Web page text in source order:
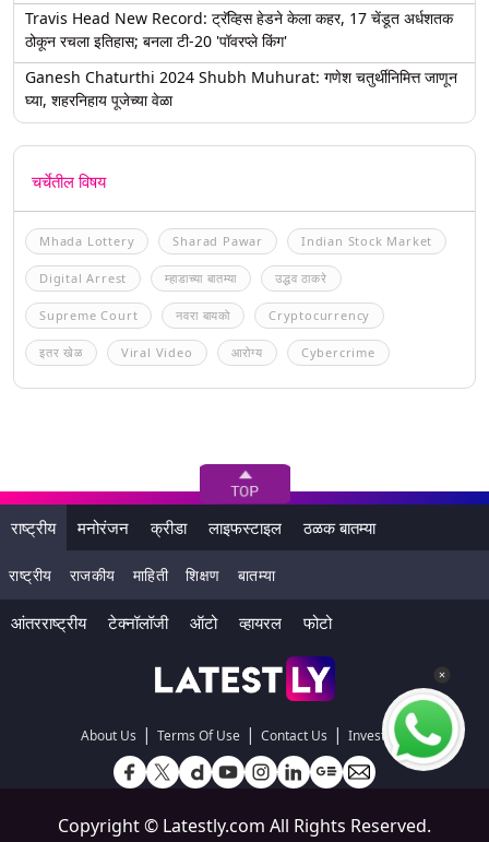
Travis Head New Record: ट्रॅव्हिस हेडने केला कहर, 17 चेंडूत अर्धशतक
ठोकून रचला इतिहास; बनला टी-20 'पॉवरप्ले किंग'
Ganesh Chaturthi 2024 Shubh Muhurat: गणेश चतुर्थीनिमित्त जाणून
घ्या, शहरनिहाय पूजेच्या वेळा
चर्चेतील विषय
Mhada Lottery Sharad Pawar Indian Stock Market
Digital Arrest म्हाडाच्या बातम्या उद्धव ठाकरे
Supreme Court नवरा बायको Cryptocurrency
इतर खेळ Viral Video आरोग्य Cybercrime
राष्ट्रीय मनोरंजन क्रीडा लाइफस्टाइल ठळक बातम्या
राष्ट्रीय राजकीय माहिती शिक्षण बातम्या
आंतरराष्ट्रीय टेक्नॉलॉजी ऑटो व्हायरल फोटो
About Us | Terms Of Use | Contact Us | Investors
Copyright © Latestly.com All Rights Reserved.